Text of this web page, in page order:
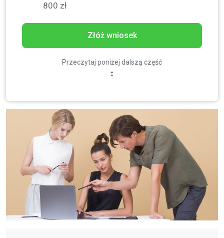
800 zł
Złóż wniosek
Przeczytaj poniżej dalszą część